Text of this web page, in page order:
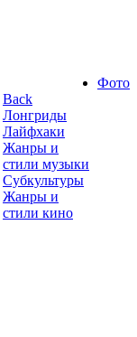
Фото
Back
Лонгриды
Лайфхаки
Жанры и
стили музыки
Субкультуры
Жанры и
стили кино